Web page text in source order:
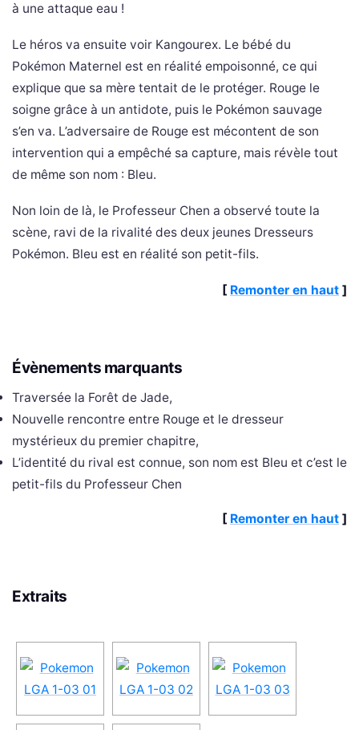
à une attaque eau !
Le héros va ensuite voir Kangourex. Le bébé du
Pokémon Maternel est en réalité empoisonné, ce qui
explique que sa mère tentait de le protéger. Rouge le
soigne grâce à un antidote, puis le Pokémon sauvage
s’en va. L’adversaire de Rouge est mécontent de son
intervention qui a empêché sa capture, mais révèle tout
de même son nom : Bleu.
Non loin de là, le Professeur Chen a observé toute la
scène, ravi de la rivalité des deux jeunes Dresseurs
Pokémon. Bleu est en réalité son petit-fils.
[ Remonter en haut ]
Évènements marquants
Traversée la Forêt de Jade,
Nouvelle rencontre entre Rouge et le dresseur
mystérieux du premier chapitre,
L’identité du rival est connue, son nom est Bleu et c’est le
petit-fils du Professeur Chen
[ Remonter en haut ]
Extraits